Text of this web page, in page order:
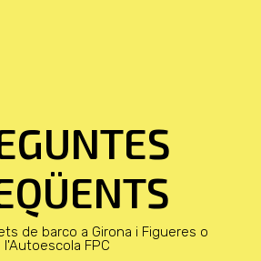
de barco a Girona i Figueres o
l'Autoescola FPC